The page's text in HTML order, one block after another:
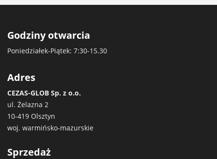
Godziny otwarcia
Poniedziałek-Piątek: 7:30-15.30
Adres
CEZAS-GLOB Sp. z o.o.
ul. Żelazna 2
10-419 Olsztyn
woj. warmińsko-mazurskie
Sprzedaż